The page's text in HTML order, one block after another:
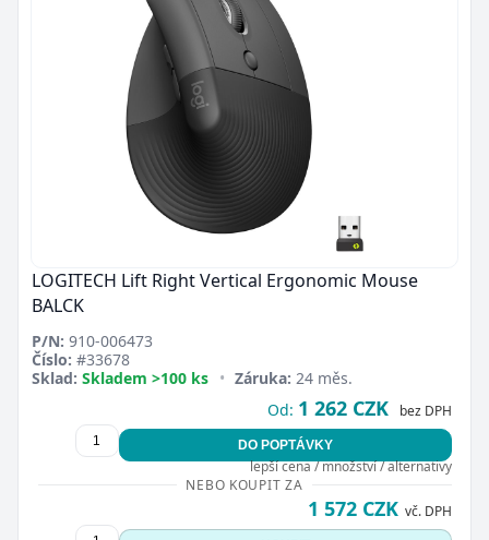
LOGITECH Lift Right Vertical Ergonomic Mouse
BALCK
P/N: 910-006473
Číslo: #33678
Sklad: Skladem >100 ks • Záruka: 24 měs.
Od: 1 262 CZK bez DPH
DO POPTÁVKY
lepší cena / množství / alternativy
NEBO KOUPIT ZA
1 572 CZK vč. DPH